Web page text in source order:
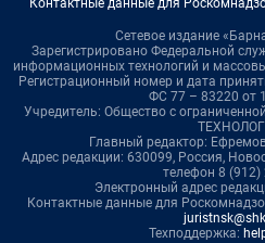
Контактные данные для
Сетевое издание
Зарегистрировано Федеральной
информационных технологий и
Регистрационный номер и дата
ФС 77 – 83220 от
Учредитель: Общество с
Главный редактор:
Адрес редакции: 630099, Россия,
телефон 8 (912)
Электронный адрес
Контактные данные для
Техподдержка: